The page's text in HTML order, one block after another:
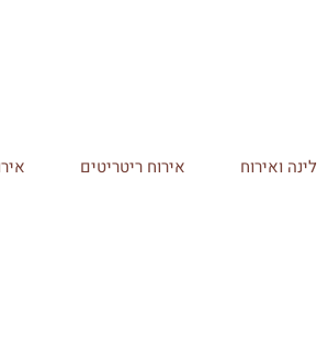
לינה ואירוח אירוח ריטריטים